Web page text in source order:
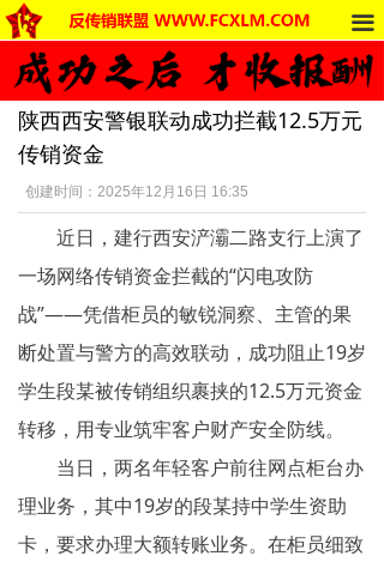
끀
首页
法律法规
反传销动态
受害者讲述
反传销杂谈
死人事件
传销的种类
南派传销
北派传销
陕西西安警银联动成功拦截12.5万元
传销资金
创建时间： 2025年12月16日 16:35
近日，建行西安浐灞二路支行上演了
一场网络传销资金拦截的“闪电攻防
战”——凭借柜员的敏锐洞察、主管的果
断处置与警方的高效联动，成功阻止19岁
学生段某被传销组织裹挟的12.5万元资金
转移，用专业筑牢客户财产安全防线。
当日，两名年轻客户前往网点柜台办
理业务，其中19岁的段某持中学生资助
卡，要求办理大额转账业务。在柜员细致